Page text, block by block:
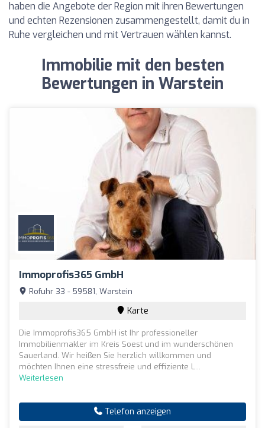
haben die Angebote der Region mit ihren Bewertungen
und echten Rezensionen zusammengestellt, damit du in
Ruhe vergleichen und mit Vertrauen wählen kannst.
Immobilie mit den besten
Bewertungen in Warstein
Immoprofis365 GmbH
Rofuhr 33 - 59581, Warstein
Karte
Die Immoprofis365 GmbH ist Ihr professioneller
Immobilienmakler im Kreis Soest und im wunderschönen
Sauerland. Wir heißen Sie herzlich willkommen und
möchten Ihnen eine stressfreie und effiziente L...
Weiterlesen
Telefon anzeigen